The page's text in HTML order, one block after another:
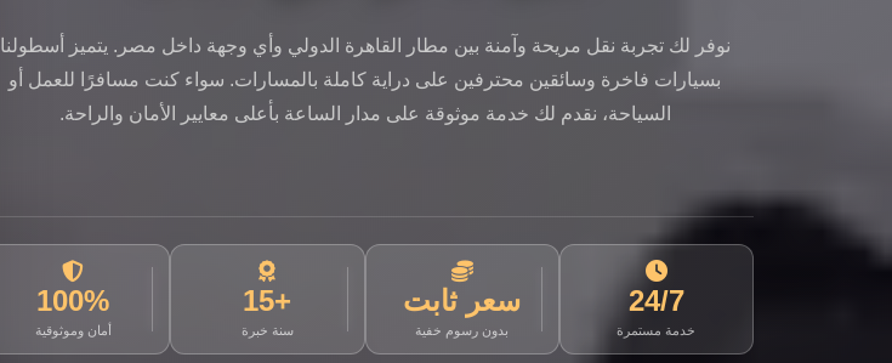
نوفر لك تجربة نقل مريحة وآمنة بين مطار القاهرة الدولي وأي وجهة داخل مصر. يتميز أسطولنا
بسيارات فاخرة وسائقين محترفين على دراية كاملة بالمسارات. سواء كنت مسافرًا للعمل أو
السياحة، نقدم لك خدمة موثوقة على مدار الساعة بأعلى معايير الأمان والراحة.
24/7
خدمة مستمرة
سعر ثابت
بدون رسوم خفية
+15
سنة خبرة
100%
أمان وموثوقية